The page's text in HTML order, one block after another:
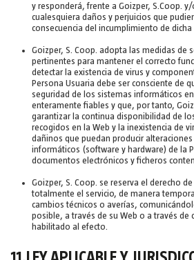
y responderá, frente a Goizper, S.Coop.
cualesquiera daños y perjuicios que
consecuencia del incumplimiento de
Goizper, S. Coop. adopta las medidas de
pertinentes para mantener el correcto
detectar la existencia de virus y
Persona Usuaria debe ser consciente de
seguridad de los sistemas informáticos
enteramente fiables y que, por tanto,
garantizar la continua disponibilidad de
recogidos en la Web y la inexistencia de
dañinos que puedan producir
informáticos (software y hardware) de la
documentos electrónicos y ficheros
Goizper, S. Coop. se reserva el derecho
totalmente el servicio, de manera
cambios técnicos o averías,
posible, a través de su Web o a través de
habilitado al efecto.